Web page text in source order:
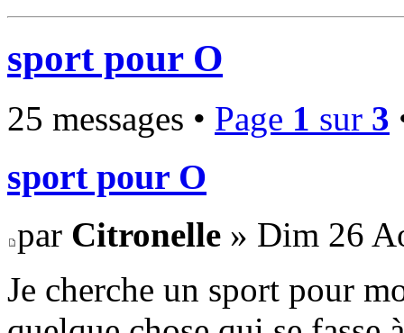
sport pour O
25 messages • Page 1 sur 3
sport pour O
par Citronelle » Dim 26
Je cherche un sport pour